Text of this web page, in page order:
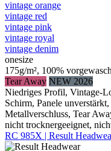
vintage orange
vintage red
vintage pink
vintage royal
vintage denim
onesize
175g/m², 100%
Tear Away NEW 2026
Niedriges Profil, Vintage-
Schirm, Panele
Metallverschluss, Tear
nicht trocknergeeignet,
RC 985X | Result